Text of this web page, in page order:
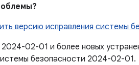
версию исправления системы
2024-02-01 и более новых
безопасности 2024-02-01.